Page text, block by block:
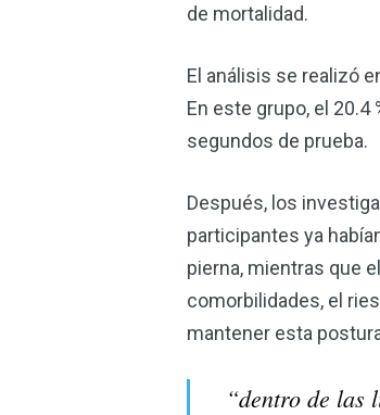
de mortalidad.
El análisis se realizó
En este grupo, el
segundos de prueba.
Después, los
participantes ya
pierna, mientras que
comorbilidades, el
mantener esta
“dentro de las